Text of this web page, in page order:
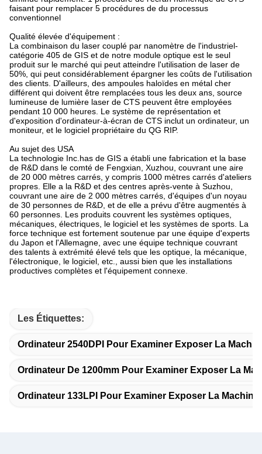
faisant pour remplacer 5 procédures de du processus
conventionnel
Qualité élevée d'équipement :
La combinaison du laser couplé par nanomètre de l'industriel-
catégorie 405 de GIS et de notre module optique est le seul
produit sur le marché qui peut atteindre l'utilisation de laser de
50%, qui peut considérablement épargner les coûts de l'utilisation
des clients. D'ailleurs, des ampoules haloïdes en métal cher
différent qui doivent être remplacées tous les deux ans, source
lumineuse de lumière laser de CTS peuvent être employées
pendant 10 000 heures. Le système de représentation et
d'exposition d'ordinateur-à-écran de CTS inclut un ordinateur, un
moniteur, et le logiciel propriétaire du QG RIP.
Au sujet des USA
La technologie Inc.has de GIS a établi une fabrication et la base
de R&D dans le comté de Fengxian, Xuzhou, couvrant une aire
de 20 000 mètres carrés, y compris 1000 mètres carrés d'ateliers
propres. Elle a la R&D et des centres après-vente à Suzhou,
couvrant une aire de 2 000 mètres carrés, d'équipes d'un noyau
de 30 personnes de R&D, et de elle a prévu d'être augmentés à
60 personnes. Les produits couvrent les systèmes optiques,
mécaniques, électriques, le logiciel et les systèmes de sports. La
force technique est fortement soutenue par une équipe d'experts
du Japon et l'Allemagne, avec une équipe technique couvrant
des talents à extrémité élevé tels que les optique, la mécanique,
l'électronique, le logiciel, etc., aussi bien que les installations
productives complètes et l'équipement connexe.
Les Étiquettes:
Ordinateur 2540DPI Pour Examiner Exposer La
Ordinateur De 1200mm Pour Examiner Exposer La
Ordinateur 133LPI Pour Examiner Exposer La Machine